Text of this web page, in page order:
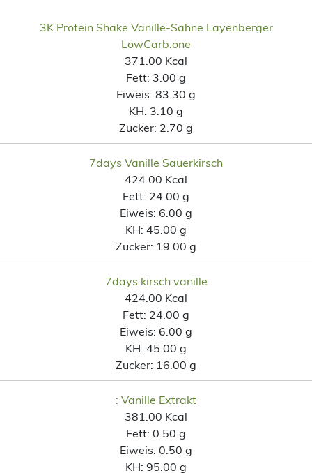
3K Protein Shake Vanille-Sahne Layenberger
LowCarb.one
371.00 Kcal
Fett: 3.00 g
Eiweis: 83.30 g
KH: 3.10 g
Zucker: 2.70 g
7days Vanille Sauerkirsch
424.00 Kcal
Fett: 24.00 g
Eiweis: 6.00 g
KH: 45.00 g
Zucker: 19.00 g
7days kirsch vanille
424.00 Kcal
Fett: 24.00 g
Eiweis: 6.00 g
KH: 45.00 g
Zucker: 16.00 g
: Vanille Extrakt
381.00 Kcal
Fett: 0.50 g
Eiweis: 0.50 g
KH: 95.00 g